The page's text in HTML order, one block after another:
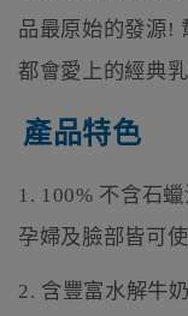
品最原始的發源!
都會愛上的經典
產品特色
1. 100% 不含石
孕婦及臉部皆可使
2. 含豐富水解牛